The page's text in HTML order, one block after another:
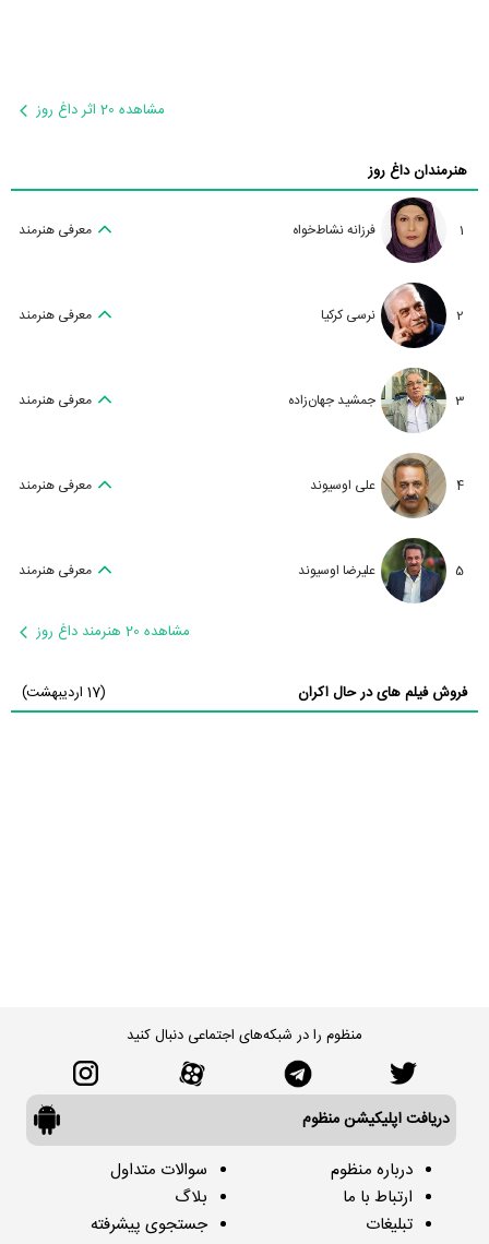
مشاهده 20 اثر داغ روز
هنرمندان داغ روز
1 فرزانه نشاط‌خواه معرفی هنرمند
2 نرسی کرکیا معرفی هنرمند
3 جمشید جهان‌زاده معرفی هنرمند
4 علی اوسیوند معرفی هنرمند
5 علیرضا اوسیوند معرفی هنرمند
مشاهده 20 هنرمند داغ روز
فروش فیلم های در حال اکران (17 اردیبهشت)
منظوم را در شبکه‌های اجتماعی دنبال کنید
دریافت اپلیکیشن منظوم
درباره منظوم
ارتباط با ما
تبلیغات
سوالات متداول
بلاگ
جستجوی پیشرفته